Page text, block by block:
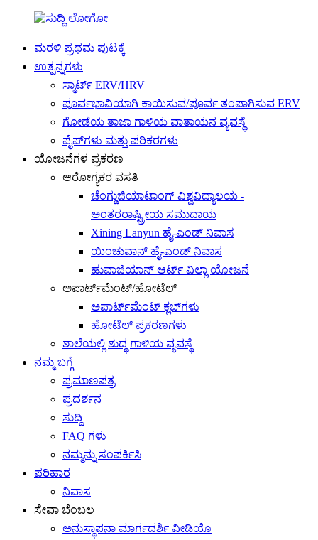
ಮರಳಿ ಪ್ರಥಮ ಪುಟಕ್ಕೆ
ಉತ್ಪನ್ನಗಳು
ಸ್ಮಾರ್ಟ್ ERV/HRV
ಪೂರ್ವಭಾವಿಯಾಗಿ ಕಾಯಿಸುವ/ಪೂರ್ವ ತಂಪಾಗಿಸುವ ERV
ಗೋಡೆಯ ತಾಜಾ ಗಾಳಿಯ ವಾತಾಯನ ವ್ಯವಸ್ಥೆ
ಪೈಪ್‌ಗಳು ಮತ್ತು ಪರಿಕರಗಳು
ಯೋಜನೆಗಳ ಪ್ರಕರಣ
ಆರೋಗ್ಯಕರ ವಸತಿ
ಚೆಂಗ್ಡುಜಿಯಾಟಾಂಗ್ ವಿಶ್ವವಿದ್ಯಾಲಯ -
ಅಂತರರಾಷ್ಟ್ರೀಯ ಸಮುದಾಯ
Xining Lanyun ಹೈ-ಎಂಡ್ ನಿವಾಸ
ಯಿಂಚುವಾನ್ ಹೈ-ಎಂಡ್ ನಿವಾಸ
ಹುವಾಜಿಯಾನ್ ಆರ್ಟ್ ವಿಲ್ಲಾ ಯೋಜನೆ
ಅಪಾರ್ಟ್‌ಮೆಂಟ್/ಹೋಟೆಲ್
ಅಪಾರ್ಟ್‌ಮೆಂಟ್ ಕ್ಲಬ್‌ಗಳು
ಹೋಟೆಲ್ ಪ್ರಕರಣಗಳು
ಶಾಲೆಯಲ್ಲಿ ಶುದ್ಧ ಗಾಳಿಯ ವ್ಯವಸ್ಥೆ
ನಮ್ಮ ಬಗ್ಗೆ
ಪ್ರಮಾಣಪತ್ರ
ಪ್ರದರ್ಶನ
ಸುದ್ದಿ
FAQ ಗಳು
ನಮ್ಮನ್ನು ಸಂಪರ್ಕಿಸಿ
ಪರಿಹಾರ
ನಿವಾಸ
ಸೇವಾ ಬೆಂಬಲ
ಅನುಸ್ಥಾಪನಾ ಮಾರ್ಗದರ್ಶಿ ವೀಡಿಯೊ